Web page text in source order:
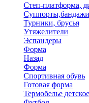
Степ-платформа,
Суппорты,бандажи
Турники, брусья
Утяжелители
Эспандеры
Форма
Назад
Форма
Спортивная обувь
Готовая форма
Термобелье детское